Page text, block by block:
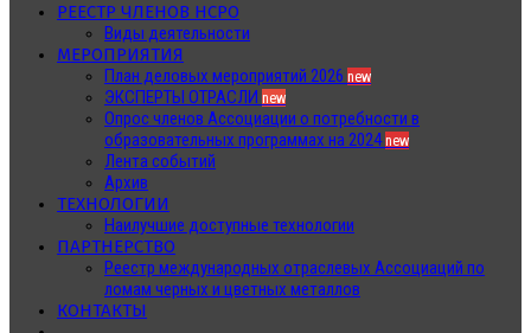
РЕЕСТР ЧЛЕНОВ НСРО
Виды деятельности
МЕРОПРИЯТИЯ
План деловых мероприятий 2026 new
ЭКСПЕРТЫ ОТРАСЛИ new
Опрос членов Ассоциации о потребности в
образовательных программах на 2024new
Лента событий
Архив
ТЕХНОЛОГИИ
Наилучшие доступные технологии
ПАРТНЕРСТВО
Реестр международных отраслевых Ассоциаций по
ломам черных и цветных металлов
КОНТАКТЫ